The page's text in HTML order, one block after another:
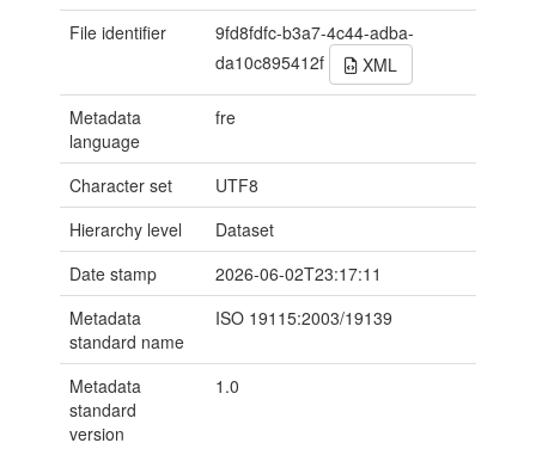
File identifier
9fd8fdfc-b3a7-4c44-adba-
da10c895412f
XML
Metadata
language
fre
Character set
UTF8
Hierarchy level
Dataset
Date stamp
2026-06-02T23:17:11
Metadata
standard name
ISO 19115:2003/19139
Metadata
standard
version
1.0